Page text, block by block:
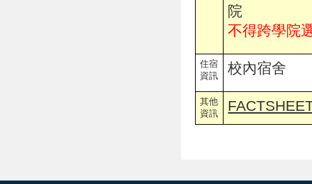
院
不得跨學院
住宿
資訊
校內宿舍
其他
資訊